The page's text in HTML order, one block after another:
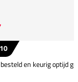
10
besteld en keurig optijd